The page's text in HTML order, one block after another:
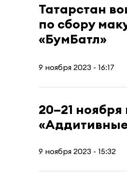
Татарстан
по сбору
«БумБатл»
9 ноября 2023 - 16:17
20–21
9 ноября 2023 - 15:32